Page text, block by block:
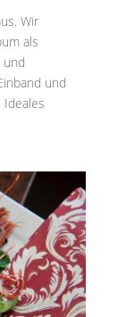
Wir
als
und
und
Ideales